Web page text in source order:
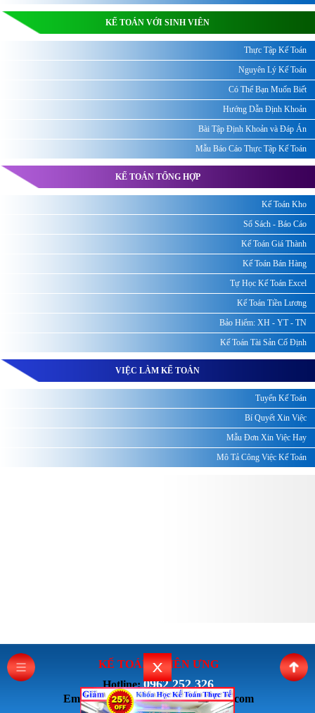
KẾ TOÁN VỚI SINH VIÊN
Thực Tập Kế Toán
Nguyên Lý Kế Toán
Có Thể Bạn Muốn Biết
Hướng Dẫn Định Khoản
Bài Tập Định Khoản và Đáp Án
Mẫu Báo Cáo Thực Tập Kế Toán
KẾ TOÁN TỔNG HỢP
Kế Toán Kho
Sổ Sách - Báo Cáo
Kế Toán Giá Thành
Kế Toán Bán Hàng
Tự Học Kế Toán Excel
Kế Toán Tiền Lương
Bảo Hiểm: XH - YT - TN
Kế Toán Tài Sản Cố Định
VIỆC LÀM KẾ TOÁN
Tuyển Kế Toán
Bí Quyết Xin Việc
Mẫu Đơn Xin Việc Hay
Mô Tả Công Việc Kế Toán
KẾ TOÁN THIÊN ƯNG
Hotline:0962 252 326
Email: ketoanthienung6868@gmail.com